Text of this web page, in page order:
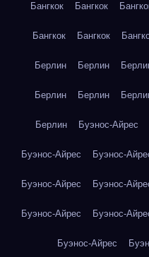
Бангкок Бангкок
Бангкок Бангкок
Берлин Берлин
Берлин Берлин
Берлин Буэнос-Айрес
Буэнос-Айрес Буэнос-
Буэнос-Айрес Буэнос-
Буэнос-Айрес Буэнос-
Буэнос-Айрес